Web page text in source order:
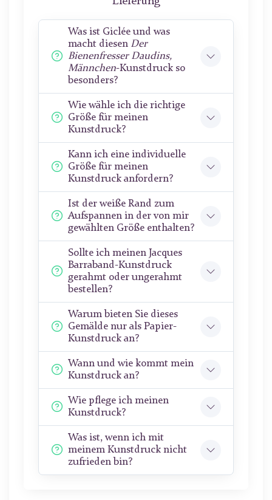
Was ist Giclée und was
macht diesen Der
Bienenfresser Daudins,
Männchen-Kunstdruck so
besonders?
Wie wähle ich die richtige
Größe für meinen
Kunstdruck?
Kann ich eine individuelle
Größe für meinen
Kunstdruck anfordern?
Ist der weiße Rand zum
Aufspannen in der von mir
gewählten Größe enthalten?
Sollte ich meinen Jacques
Barraband-Kunstdruck
gerahmt oder ungerahmt
bestellen?
Warum bieten Sie dieses
Gemälde nur als Papier-
Kunstdruck an?
Wann und wie kommt mein
Kunstdruck an?
Wie pflege ich meinen
Kunstdruck?
Was ist, wenn ich mit
meinem Kunstdruck nicht
zufrieden bin?